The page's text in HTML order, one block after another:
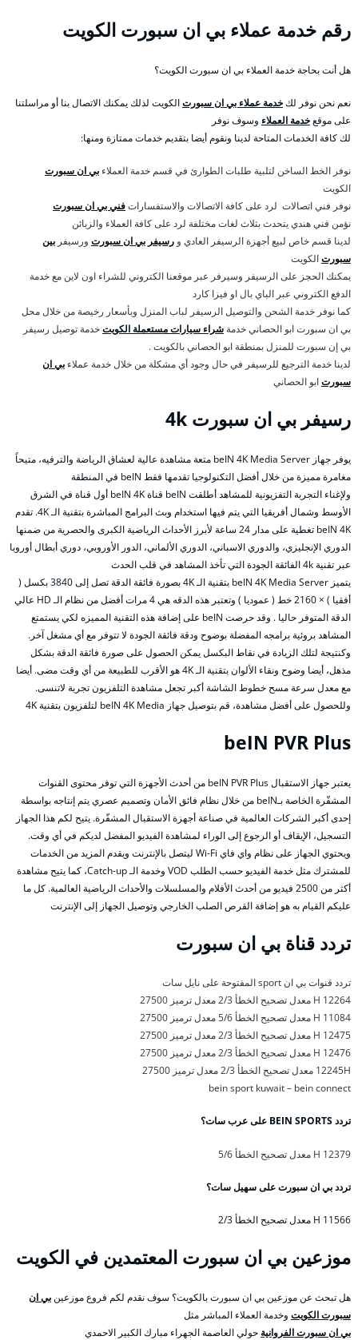
رقم خدمة عملاء بي ان سبورت الكويت
هل أنت بحاجة خدمة العملاء بي ان سبورت الكويت؟
نعم نحن نوفر لكخدمة عملاء بي ان سبورتالكويت لذلك يمكنك الاتصال بنا أو مراسلتنا
على موقعخدمة العملاء وسوف نوفر
لك كافة الخدمات المتاحة لدينا ونقوم أيضا بتقديم خدمات ممتازة ومنها:
نوفر الخط الساخن لتلبية طلبات الطوارئ في قسم خدمة العملاء بي ان سبورت
الكويت
نوفر فني اتصالات لرد على كافة الاتصالات والاستفساراتفني بي ان سبورت
نؤمن فني هندي يتحدث بثلاث لغات مختلفة لرد على كافة العملاء والزبائن
لدينا قسم خاص لبيع أجهزة الرسيفر العادي و رسيفر بي ان سبورت ورسيفر بين
سبورتالكويت
يمكنك الحجز على الرسيفر وسيرفر عبر موقعنا الكتروني للشراء اون لاين مع خدمة
الدفع الكتروني عبر الباي بال او فيزا كارد
كما نوفر خدمة الشحن والتوصيل الرسيفر لباب المنزل وبأسعار رخيصة من خلال محل
بي ان سبورت ابو الحصاني خدمة شراء سيارات مستعملة الكويتخدمة توصيل رسيفر
بي إن سبورت للمنزل بمنطقة ابو الحصاني بالكويت .
لدينا خدمة الترجيع للرسيفر في حال وجود أي مشكلة من خلال خدمة عملاء بي ان
سبورتابو الحصاني
رسيفر بي ان سبورت 4k
يوفر جهاز beIN 4K Media Server متعة مشاهدة عالية لعشاق الرياضة والترفيه، متيحاً
مغامرة مميزة من خلال أفضل التكنولوجيا تقدمها فقط beIN في المنطقة
ولإغناء التجربة التفزيونية للمشاهد أطلقت beIN قناة beIN 4K أول قناة في الشرق
الأوسط وشمال أفريقيا التي يتم فيها استخدام وبث البرامج المباشرة بتقنية الـ 4K. تقدم
beIN 4K تغطية على مدار 24 ساعة لأبرز الأحداث الرياضية الكبرى والحصرية من ضمنها
الدوري الإنجليزي، والدوري الاسباني، الدوري الألماني، الدور الأوروبي، دوري أبطال أوروبا
عبر تقنية 4k الفائقة الجودة التي تأخذ المشاهد في قلب الحدث
يتميز beIN 4K Media Server بتقنية الـ 4K بصورة فائقة الدقة تصل إلى 3840 بكسل (
أفقيا ) × 2160 خط ( عموديا ) وتعتبر هذه الدقه هي 4 مرات أفضل من نظام الـ HD عالي
الدقة المتوفر حاليا . وقد حرصت beIN على إضافة هذه التقنية المميزه لكي يستمتع
المشاهد بروئية برامجه المفضلة بوضوح ودقة فائقة الجودة لا تتوفر مع أي مشغل آخر.
وكنتيجة لتلك الزيادة في نقاط البكسل يمكن الحصول على صورة فائقة الدقة بشكل
مذهل، أيضا وضوح ونقاء الألوان بتقنية الـ 4K هو الأقرب للطبيعة من أي وقت مضى. أيضا
مع معدل سرعة مسح خطوط الشاشة أكبر تجعل مشاهدة التلفزيون تجربة لاتنسى.
وللحصول على أفضل مشاهدة، قم بتوصيل جهاز beIN 4K Media لتلفزيون بتقنية 4K
beIN PVR Plus
يعتبر جهاز الاستقبال beIN PVR Plus من أحدث الأجهزة التي توفر محتوى القنوات
المشفّرة الخاصة بـbeIN من خلال نظام فائق الأمان وتصميم عصري يتم إنتاجه بواسطة
إحدى أكبر الشركات العالمية في صناعة أجهزة الاستقبال المشفّرة. يتيح لكم هذا الجهاز
التسجيل، الإيقاف أو الرجوع إلى الوراء لمشاهدة الفيديو المفضل لديكم في أي وقت.
ويحتوي الجهاز على نظام واي فاي Wi-Fi ليتصل بالإنترنت ويقدم المزيد من الخدمات
للمشترك مثل خدمة الفيديو حسب الطلب VOD وخدمة الـ Catch-up، كما يتيح مشاهدة
أكثر من 2500 فيديو من أحدث الأفلام والمسلسلات والأحداث الرياضية العالمية. كل ما
عليكم القيام به هو إضافة القرص الصلب الخارجي وتوصيل الجهاز إلى الإنترنت
تردد قناة بي ان سبورت
تردد قنوات بي ان sport المفتوحة على نايل سات
12264 H معدل تصحيح الخطأ 2/3 معدل ترميز 27500
11084 H معدل تصحيح الخطأ 5/6 معدل ترميز 27500
12475 H معدل تصحيح الخطأ 2/3 معدل ترميز 27500
12476 H معدل تصحيح الخطأ 2/3 معدل ترميز 27500
12245H معدل تصحيح الخطأ 2/3 معدل ترميز 27500
bein sport kuwait – bein connect
تردد BEIN SPORTS على عرب سات؟
12379 H معدل تصحيح الخطأ 5/6
تردد بي ان سبورت على سهيل سات؟
11566 H معدل تصحيح الخطأ 2/3
موزعين بي ان سبورت المعتمدين في الكويت
هل تبحث عن موزعين بي ان سبورت بالكويت؟ سوف نقدم لكم فروع موزعينبي ان
سبورت الكويت وخدمة العملاء المباشر مثل
بي ان سبورت الفروانية حولي العاصمة الجهراء مبارك الكبير الاحمدي